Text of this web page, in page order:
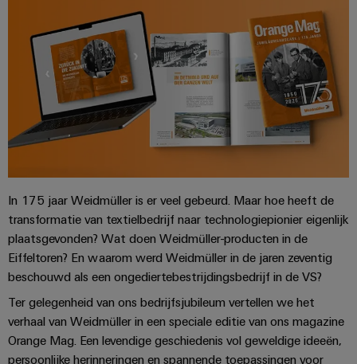
Fabrikanten
van
apparaten
Innovatieve
connectiviteitsoplossingen
voor
apparaten
Gebouwinfrastructuur
de
specifieke
vereisten
van
de
bouw
infrastructuur
Schakelkastbouw
Oplossingen
veld
Veldbedrading
Slimme
meting
Building
Weidmüller
Configurator
Werkplekoplossingen
Systemen
migratieoplossingen
van
PLC-
systemen
Service-
interfaces
Verdeeldozen
Elektronica
Relaismodules
en
solid-
state-
relais
engineering
Weidmüller
Configurator
PCB-
connectorservices
Ondersteuning
Technische
ondersteuning
Milieuproduct-
en/of
conformiteitsverklaringen
Distributie
ATEX
Assembly
Personeelszaken
Weidmüller
Academie
Compliance
Ons
Pers
Bedrijfsnieuws
Nieuws
van
de
vakpers
In 175 jaar Weidmüller is er veel gebeurd. Maar hoe heeft de
transformatie van textielbedrijf naar technologiepionier eigenlijk
plaatsgevonden? Wat doen Weidmüller-producten in de
Eiffeltoren? En waarom werd Weidmüller in de jaren zeventig
beschouwd als een ongediertebestrijdingsbedrijf in de VS?
Ter gelegenheid van ons bedrijfsjubileum vertellen we het
verhaal van Weidmüller in een speciale editie van ons magazine
Orange Mag. Een levendige geschiedenis vol geweldige ideeën,
persoonlijke herinneringen en spannende toepassingen voor